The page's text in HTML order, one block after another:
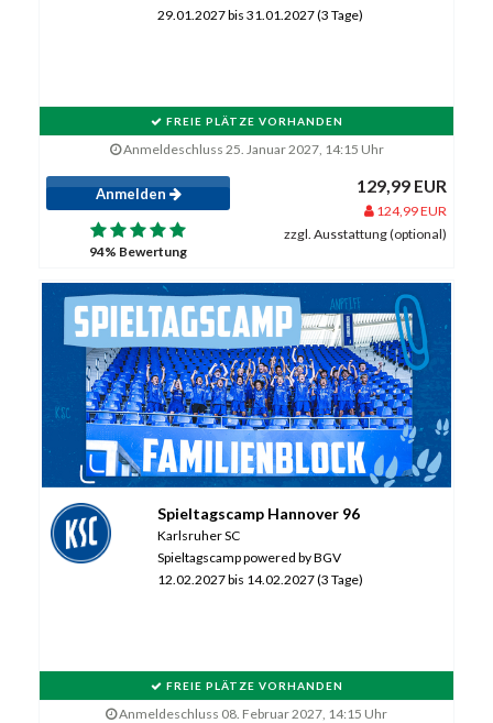
29.01.2027 bis 31.01.2027 (3 Tage)
FREIE PLÄTZE VORHANDEN
Anmeldeschluss 25. Januar 2027, 14:15 Uhr
Anmelden
94% Bewertung
129,99 EUR
124,99 EUR
zzgl. Ausstattung (optional)
Spieltagscamp Hannover 96
Karlsruher SC
Spieltagscamp powered by BGV
12.02.2027 bis 14.02.2027 (3 Tage)
FREIE PLÄTZE VORHANDEN
Anmeldeschluss 08. Februar 2027, 14:15 Uhr